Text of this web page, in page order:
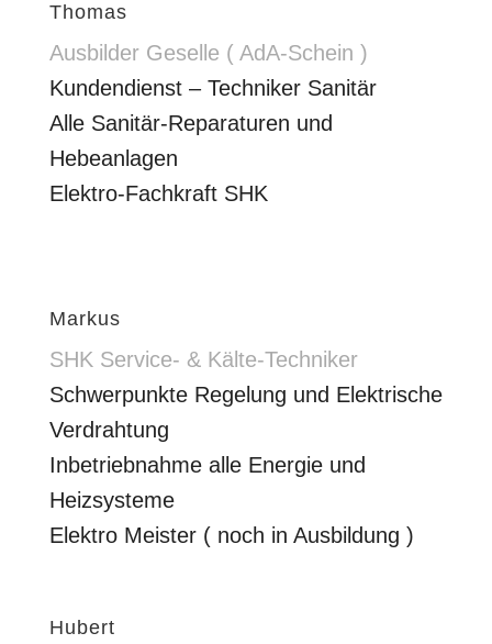
Thomas
Ausbilder Geselle ( AdA-Schein )
Kundendienst – Techniker Sanitär
Alle Sanitär-Reparaturen und
Hebeanlagen
Elektro-Fachkraft SHK
Markus
SHK Service- & Kälte-Techniker
Schwerpunkte Regelung und Elektrische
Verdrahtung
Inbetriebnahme alle Energie und
Heizsysteme
Elektro Meister ( noch in Ausbildung )
Hubert